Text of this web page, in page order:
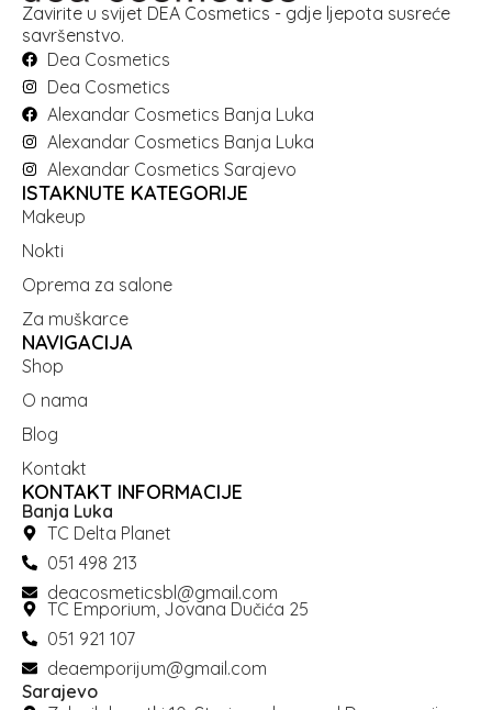
Zavirite u svijet DEA Cosmetics - gdje ljepota susreće
savršenstvo.
Dea Cosmetics
Dea Cosmetics
Alexandar Cosmetics Banja Luka
Alexandar Cosmetics Banja Luka
Alexandar Cosmetics Sarajevo
ISTAKNUTE KATEGORIJE
Makeup
Nokti
Oprema za salone
Za muškarce
NAVIGACIJA
Shop
O nama
Blog
Kontakt
KONTAKT INFORMACIJE
Banja Luka
TC Delta Planet
051 498 213
deacosmeticsbl@gmail.com
TC Emporium, Jovana Dučića 25
051 921 107
deaemporijum@gmail.com
Sarajevo